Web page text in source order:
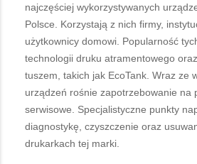
najczęściej wykorzystywanych
Polsce. Korzystają z nich firmy,
użytkownicy domowi. Popularność
technologii druku atramentowego
tuszem, takich jak EcoTank. Wraz ze
urządzeń rośnie zapotrzebowanie na
serwisowe. Specjalistyczne punkty
diagnostykę, czyszczenie oraz
drukarkach tej marki.